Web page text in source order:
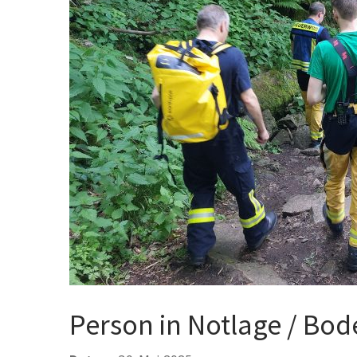
Person in Notlage /